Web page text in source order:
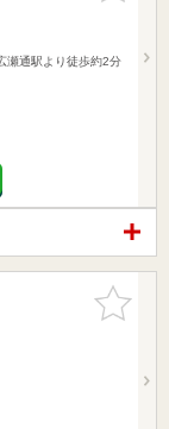
瀬通駅より徒歩約2分
お気に入
りに追加